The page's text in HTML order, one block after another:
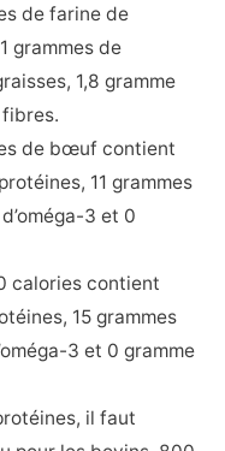
de farine de
grammes de
1,8 gramme
fibres.
de bœuf contient
11 grammes
3 et 0
calories contient
15 grammes
3 et 0 gramme
il faut